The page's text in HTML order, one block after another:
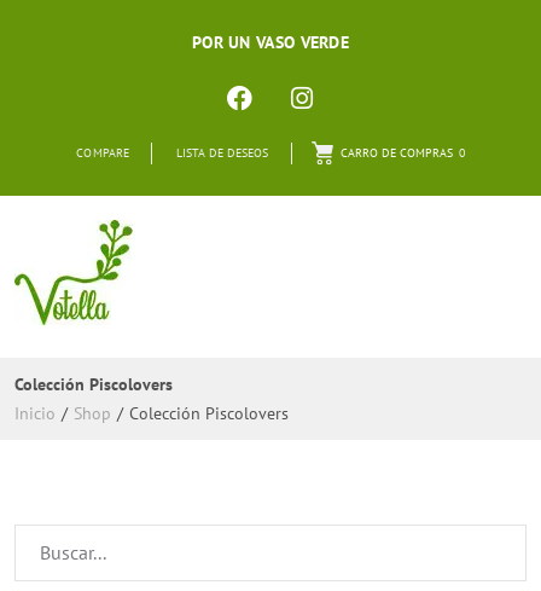
POR UN VASO VERDE
COMPARE LISTA DE DESEOS CARRO DE COMPRAS 0
Colección Piscolovers
Inicio / Shop / Colección Piscolovers